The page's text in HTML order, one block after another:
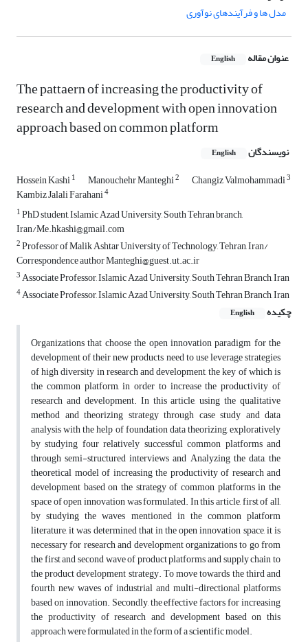
مدل ها و فرآیندهای نوآوری
عنوان مقاله English
The pattaern of increasing the productivity of
research and development with open innovation
approach based on common platform
نویسندگان English
Hossein Kashi1 Manouchehr Manteghi2 Changiz Valmohammadi3
Kambiz Jalali Farahani4
1PhD student, Islamic Azad University, South Tehran branch,
Iran/Me.hkashi@gmail.com
2Professor of Malik Ashtar University of Technology, Tehran, Iran/
Correspondence author Manteghi@guest.ut.ac.ir
3Associate Professor, Islamic Azad University, South Tehran Branch, Iran
4Associate Professor, Islamic Azad University, South Tehran Branch, Iran
چکیده
English
Organizations that choose the open innovation paradigm for the
development of their new products need to use leverage strategies
of high diversity in research and development, the key of which is
the common platform, in order to increase the productivity of
research and development. In this article, using the qualitative
method and theorizing strategy through case study and data
analysis with the help of foundation data theorizing, exploratively
by studying four relatively successful common platforms and
through semi-structured interviews and Analyzing the data, the
theoretical model of increasing the productivity of research and
development based on the strategy of common platforms in the
space of open innovation was formulated. In this article, first of all,
by studying the waves mentioned in the common platform
literature, it was determined that in the open innovation space, it is
necessary for research and development organizations to go from
the first and second wave of product platforms and supply chain to
the product development strategy. To move towards the third and
fourth new waves of industrial and multi-directional platforms
based on innovation. Secondly, the effective factors for increasing
the productivity of research and development based on this
approach were formulated in the form of a scientific model.